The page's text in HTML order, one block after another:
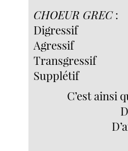
CHOEUR GREC:
Digressif
Agressif
Transgressif
Supplétif
C’est ainsi